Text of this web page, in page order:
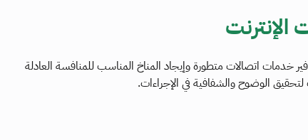
خدمات اتصالات متطورة وإيجاد المناخ المناسب للمنافسة العادلة
الوضوح والشفافية في الإجراءات.